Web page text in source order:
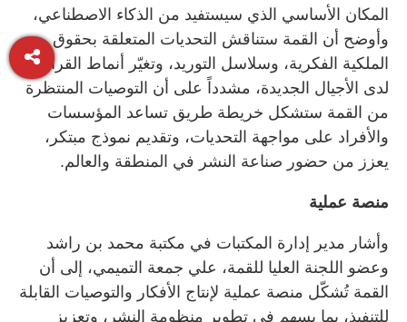
المكان الأساسي الذي سيستفيد من الذكاء الاصطناعي،
وأوضح أن القمة ستناقش التحديات المتعلقة بحقوق
الملكية الفكرية، وسلاسل التوريد، وتغيّر أنماط القراءة
لدى الأجيال الجديدة، مشدداً على أن التوصيات المنتظرة
من القمة ستشكل خريطة طريق تساعد المؤسسات
والأفراد على مواجهة التحديات، وتقديم نموذج مبتكر،
يعزز من حضور صناعة النشر في المنطقة والعالم.
منصة عملية
وأشار مدير إدارة المكتبات في مكتبة محمد بن راشد
وعضو اللجنة العليا للقمة، علي جمعة التميمي، إلى أن
القمة تُشكّل منصة عملية لإنتاج الأفكار والتوصيات القابلة
للتنفيذ، بما يسهم في تطوير منظومة النشر، وتعزيز